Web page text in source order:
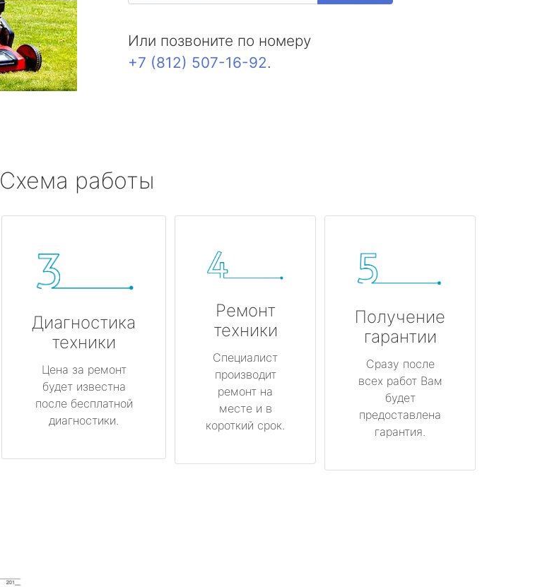
Или позвоните по номеру
+7 (812) 507-16-92.
Схема работы
Диагностика
техники
Цена за ремонт
будет известна
после бесплатной
диагностики.
Ремонт
техники
Специалист
производит
ремонт на
месте и в
короткий срок.
Получение
гарантии
Сразу после
всех работ Вам
будет
предоставлена
гарантия.